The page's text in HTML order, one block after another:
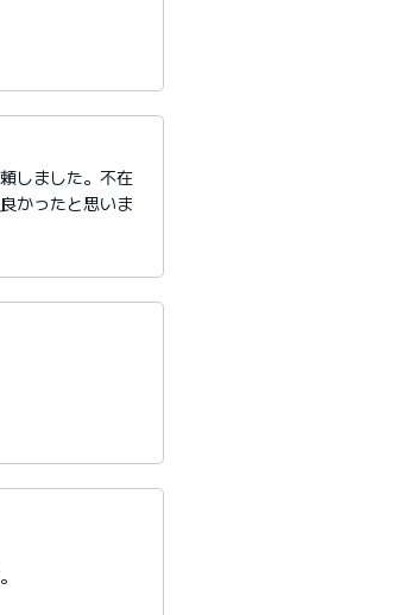
しました。不在
かったと思いま